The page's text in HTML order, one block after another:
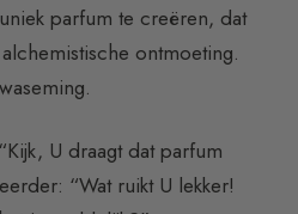
parfum te creëren, dat
ontmoeting.
U draagt dat parfum
“Wat ruikt U lekker!